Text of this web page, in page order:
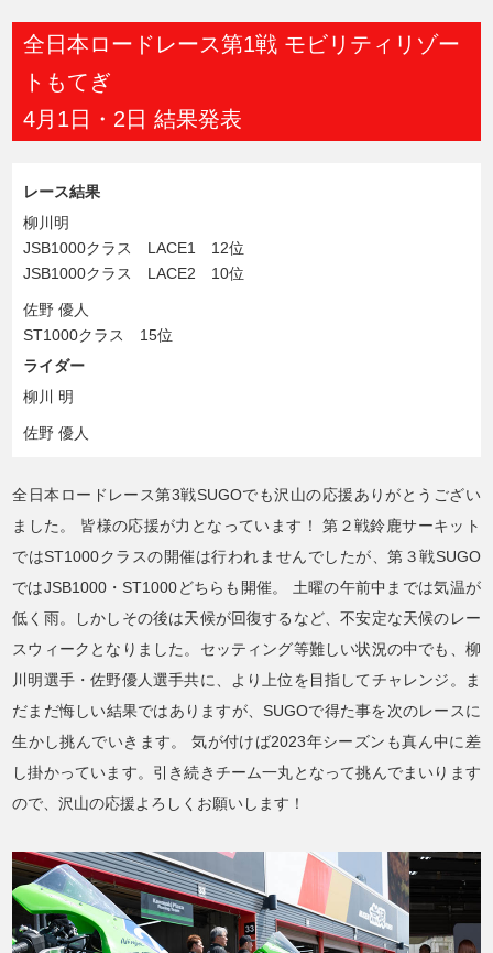
全日本ロードレース第1戦 モビリティリゾー
トもてぎ
4月1日・2日 結果発表
レース結果
柳川明
JSB1000クラス LACE1 12位
JSB1000クラス LACE2 10位
佐野 優人
ST1000クラス 15位
ライダー
柳川 明
佐野 優人
全日本ロードレース第3戦SUGOでも沢山の応援ありがとうござい
ました。 皆様の応援が力となっています！ 第２戦鈴鹿サーキット
ではST1000クラスの開催は行われませんでしたが、第３戦SUGO
ではJSB1000・ST1000どちらも開催。 土曜の午前中までは気温が
低く雨。しかしその後は天候が回復するなど、不安定な天候のレー
スウィークとなりました。セッティング等難しい状況の中でも、柳
川明選手・佐野優人選手共に、より上位を目指してチャレンジ。ま
だまだ悔しい結果ではありますが、SUGOで得た事を次のレースに
生かし挑んでいきます。 気が付けば2023年シーズンも真ん中に差
し掛かっています。引き続きチーム一丸となって挑んでまいります
ので、沢山の応援よろしくお願いします！